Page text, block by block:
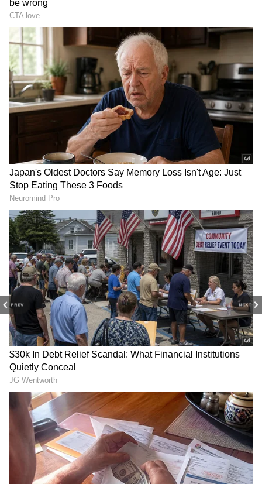
PREV NEXT
ఇటీవల మహేష్ బాబుకి మనసుని గాయపరిచే దెబ్బలు
తగులుతూనే ఉన్నాయి. ఈ ఏడాదే మహేష్ సోదరుడు
రమేష్ బాబు, తల్లి ఇంద్రాదేవి,
ఇప్పుడు కృష్ణగారు మరణించారు. హృదయం లోతుల్లో ఉన్న
బాధని దిగమింగుతూ కూడా జరగాల్సిన కార్యక్రమాలు
చేస్తున్నాడు.
8
నేడు కృష్ణగారి మూడవరోజు కార్యక్రమం జరిగింది.
కృష్ణగారి అంత్యక్రియలకు హాజరు కాలేకపోయిన సెలెబ్రిటీలు,
ఇతర ప్రముఖులు నేడు మూడవరోజు సందర్భంగా
ఆయనకి చిత్ర పటానికి నివాళులు అర్పించారు.